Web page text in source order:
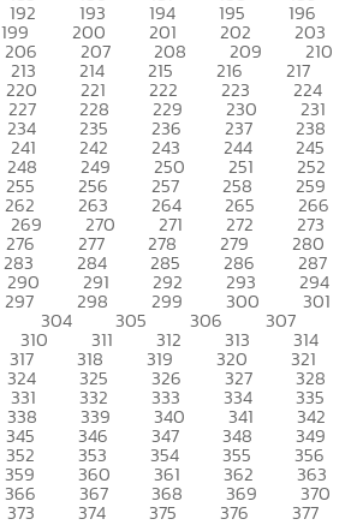
192 193 194 195 196
199 200 201 202 203
206 207 208 209 210
213 214 215 216 217
220 221 222 223 224
227 228 229 230 231
234 235 236 237 238
241 242 243 244 245
248 249 250 251 252
255 256 257 258 259
262 263 264 265 266
269 270 271 272 273
276 277 278 279 280
283 284 285 286 287
290 291 292 293 294
297 298 299 300 301
304 305 306 307
310 311 312 313 314
317 318 319 320 321
324 325 326 327 328
331 332 333 334 335
338 339 340 341 342
345 346 347 348 349
352 353 354 355 356
359 360 361 362 363
366 367 368 369 370
373 374 375 376 377